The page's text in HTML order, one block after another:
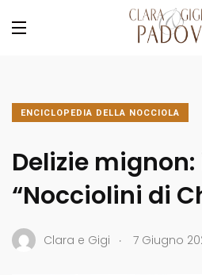
ENCICLOPEDIA DELLA NOCCIOLA
Delizie mignon:
“Nocciolini di
Clara e Gigi . 7 Giugno